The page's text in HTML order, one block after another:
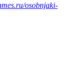
osobnjaki-